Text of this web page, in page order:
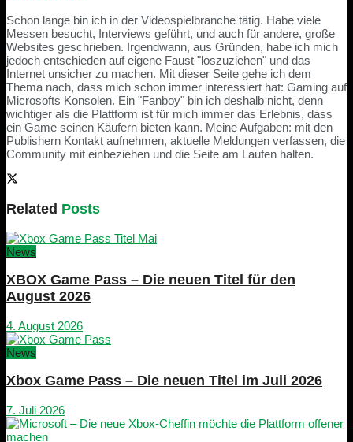
Schon lange bin ich in der Videospielbranche tätig. Habe viele
Messen besucht, Interviews geführt, und auch für andere, große
Websites geschrieben. Irgendwann, aus Gründen, habe ich mich
jedoch entschieden auf eigene Faust "loszuziehen" und das
Internet unsicher zu machen. Mit dieser Seite gehe ich dem
Thema nach, dass mich schon immer interessiert hat: Gaming auf
Microsofts Konsolen. Ein "Fanboy" bin ich deshalb nicht, denn
wichtiger als die Plattform ist für mich immer das Erlebnis, dass
ein Game seinen Käufern bieten kann. Meine Aufgaben: mit den
Publishern Kontakt aufnehmen, aktuelle Meldungen verfassen, die
Community mit einbeziehen und die Seite am Laufen halten.
Related Posts
News
XBOX Game Pass – Die neuen Titel für den
August 2026
4. August 2026
News
Xbox Game Pass – Die neuen Titel im Juli 2026
7. Juli 2026